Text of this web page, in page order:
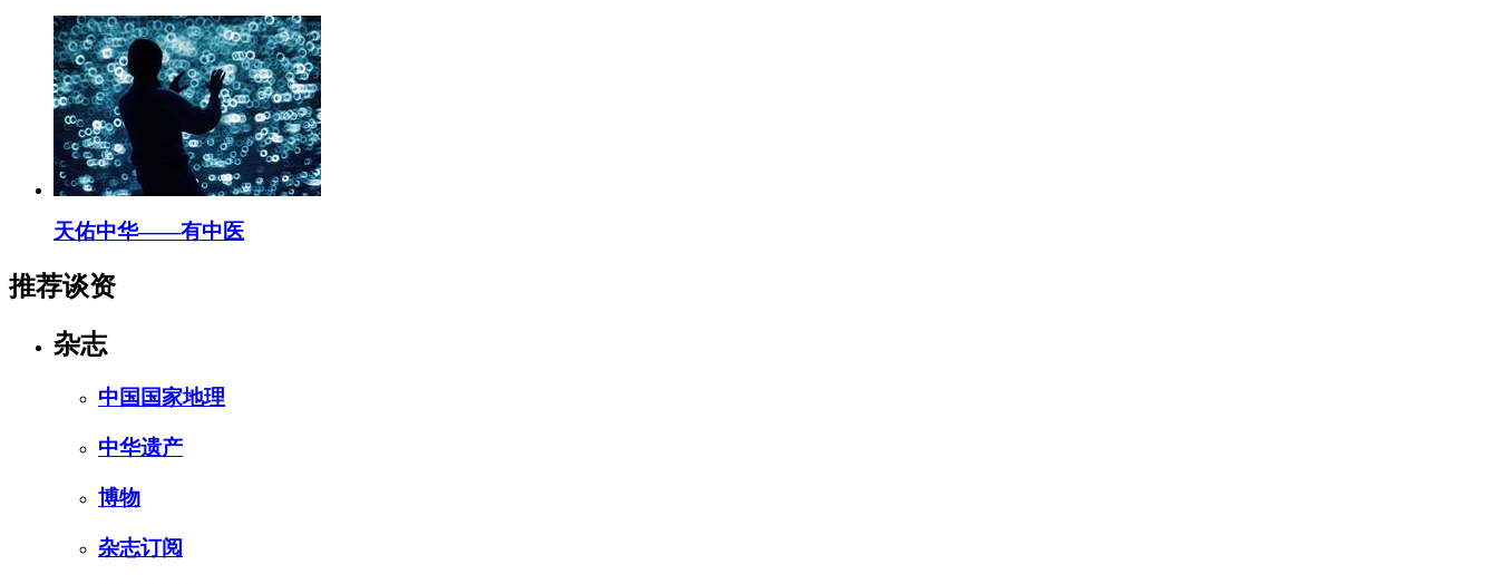
天佑中华——有中医
推荐谈资
杂志
中国国家地理
中华遗产
博物
杂志订阅